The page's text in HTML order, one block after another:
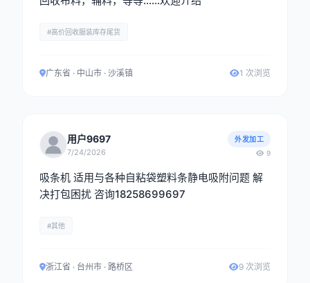
#高价回收服装库存尾货
广东省 · 中山市 · 沙溪镇 1 次浏览
用户9697
7/24/2026
外发加工
9
吸条机 适用与各种自粘袋塑料条静电吸附问题 解
决打包困扰 咨询18258699697
#其他
浙江省 · 台州市 · 路桥区 9 次浏览